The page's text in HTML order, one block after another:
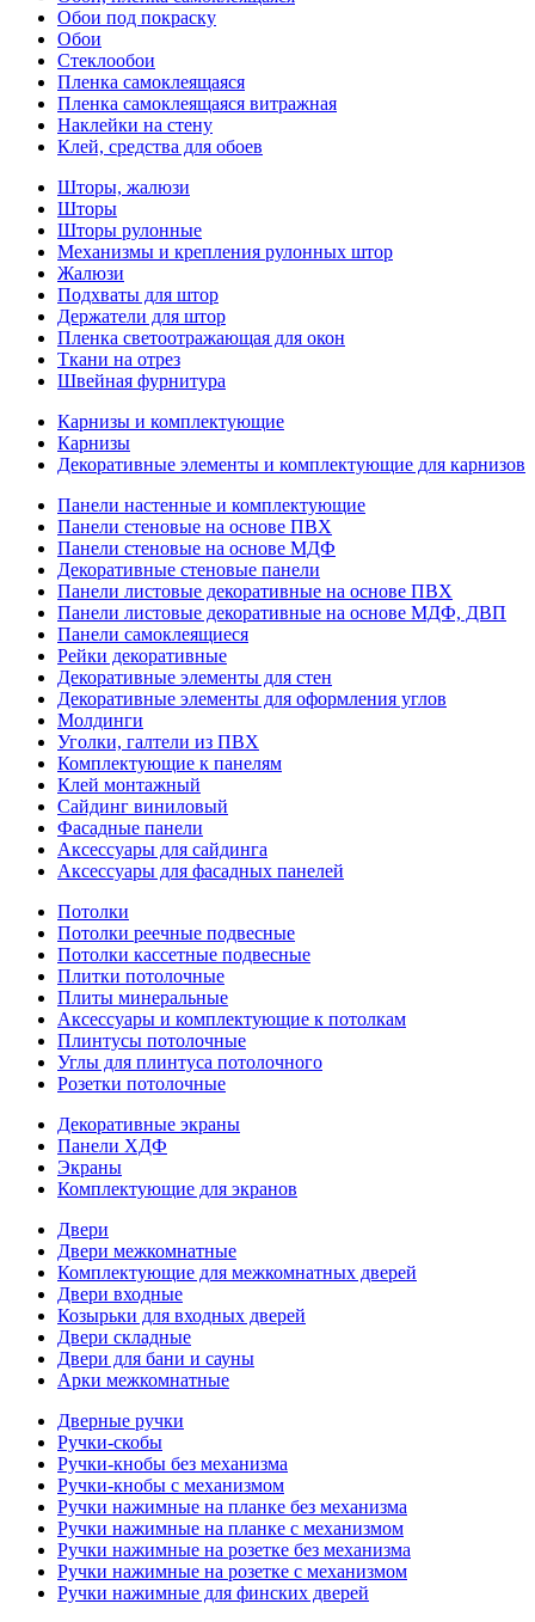
Обои под покраску
Обои
Стеклообои
Пленка самоклеящаяся
Пленка самоклеящаяся витражная
Наклейки на стену
Клей, средства для обоев
Шторы, жалюзи
Шторы
Шторы рулонные
Механизмы и крепления рулонных штор
Жалюзи
Подхваты для штор
Держатели для штор
Пленка светоотражающая для окон
Ткани на отрез
Швейная фурнитура
Карнизы и комплектующие
Карнизы
Декоративные элементы и комплектующие для карнизов
Панели настенные и комплектующие
Панели стеновые на основе ПВХ
Панели стеновые на основе МДФ
Декоративные стеновые панели
Панели листовые декоративные на основе ПВХ
Панели листовые декоративные на основе МДФ, ДВП
Панели самоклеящиеся
Рейки декоративные
Декоративные элементы для стен
Декоративные элементы для оформления углов
Молдинги
Уголки, галтели из ПВХ
Комплектующие к панелям
Клей монтажный
Сайдинг виниловый
Фасадные панели
Аксессуары для сайдинга
Аксессуары для фасадных панелей
Потолки
Потолки реечные подвесные
Потолки кассетные подвесные
Плитки потолочные
Плиты минеральные
Аксессуары и комплектующие к потолкам
Плинтусы потолочные
Углы для плинтуса потолочного
Розетки потолочные
Декоративные экраны
Панели ХДФ
Экраны
Комплектующие для экранов
Двери
Двери межкомнатные
Комплектующие для межкомнатных дверей
Двери входные
Козырьки для входных дверей
Двери складные
Двери для бани и сауны
Арки межкомнатные
Дверные ручки
Ручки-скобы
Ручки-кнобы без механизма
Ручки-кнобы с механизмом
Ручки нажимные на планке без механизма
Ручки нажимные на планке с механизмом
Ручки нажимные на розетке без механизма
Ручки нажимные на розетке с механизмом
Ручки нажимные для финских дверей